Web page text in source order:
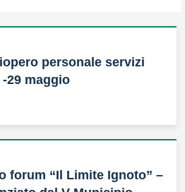
personale servizi
29 maggio
forum “Il Limite Ignoto” –